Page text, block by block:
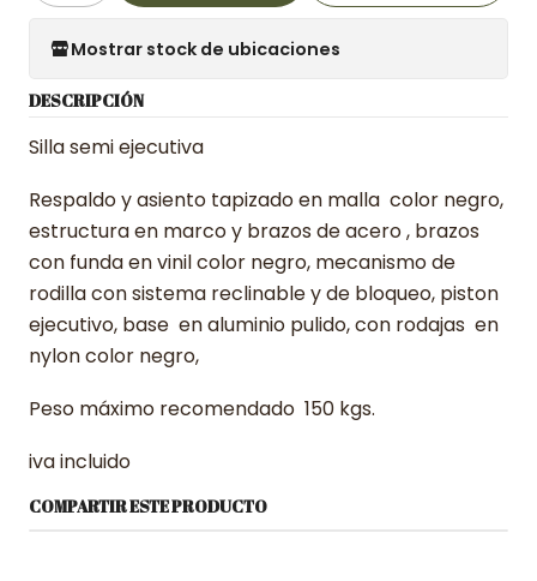
Mostrar stock de ubicaciones
DESCRIPCIÓN
Silla semi ejecutiva
Respaldo y asiento tapizado en malla color negro,
estructura en marco y brazos de acero , brazos
con funda en vinil color negro, mecanismo de
rodilla con sistema reclinable y de bloqueo, piston
ejecutivo, base en aluminio pulido, con rodajas en
nylon color negro,
Peso máximo recomendado 150 kgs.
iva incluido
COMPARTIR ESTE PRODUCTO